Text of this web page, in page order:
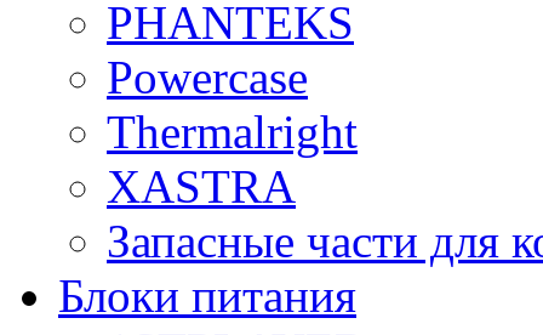
PHANTEKS
Powercase
Thermalright
XASTRA
Запасные части для
Блоки питания